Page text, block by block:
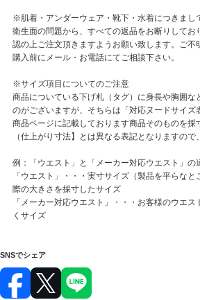
※肌着・アンダーウェア・靴下・水着につきまし
衛生面の問題から、すべての返品をお断りしてお
認の上ご注文頂きますようお願い致します。ご不
購入前にメール・お電話にてご相談下さい。
※サイズ項目についてのご注意
商品についている下げ札（タグ）に身長や胸囲な
のがございますが、そちらは「対応ヌードサイズ
商品ページに記載しております商品そのものを採
（仕上がり寸法】とは異なる表記となりますので
例：「ウエスト」と「メーカー対応ウエスト」の
「ウエスト」・・・実寸サイズ（製品を平らな
際の大きさを採寸したサイズ
「メーカー対応ウエスト」・・・お客様のウエ
くサイズ
SNSでシェア